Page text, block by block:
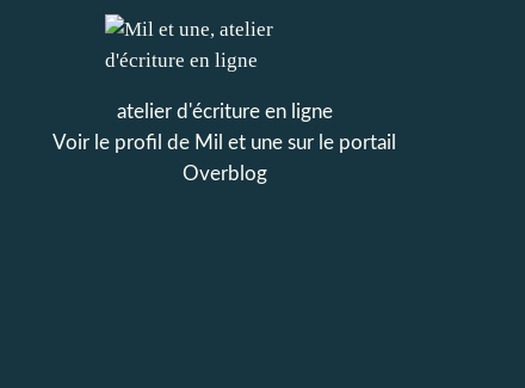
atelier d'écriture en ligne
Voir le profil de Mil et une sur le portail
Overblog